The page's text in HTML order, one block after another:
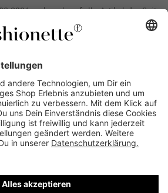
mehrmals auf alle Artikel der Seite
anwendbar. Es gelten die in den AGB
Bedingungen.
inkl. MwSt. und ohne Versandkosten. Bei
letzte Rate geringfügig abweichen. Die
und die jeweilige Verfügbarkeit von
kann variieren. Die Prominenten, die
dargestellt werden, haben keine der auf
Artikel anerkannt, empfohlen oder
sind nur an Lieferadressen in Österreich